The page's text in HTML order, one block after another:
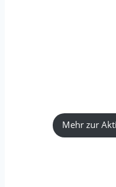
Mehr zur